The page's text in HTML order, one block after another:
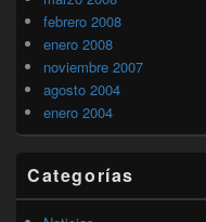
febrero 2008
enero 2008
noviembre 2007
agosto 2004
enero 2004
Categorías